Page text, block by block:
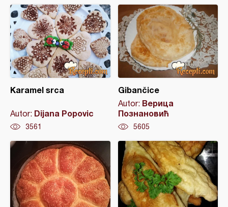
Karamel srca
Autor: Dijana Popovic
3561
Gibančice
Autor: Верица
Познановић
5605